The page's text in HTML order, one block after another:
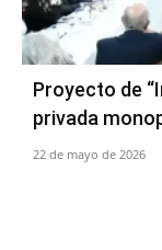
Proyecto de
privada
22 de mayo de 2026